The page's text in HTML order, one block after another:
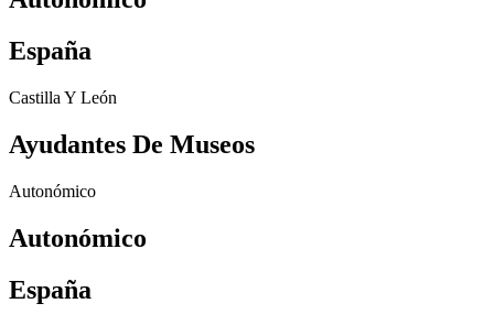
España
Castilla Y León
Ayudantes De Museos
Autonómico
Autonómico
España